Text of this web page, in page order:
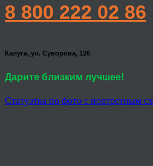
8 800 222 02 86
Калуга, ул. Суворова, 126
Дарите близким лучшее!
Статуэтка по фото с портретным